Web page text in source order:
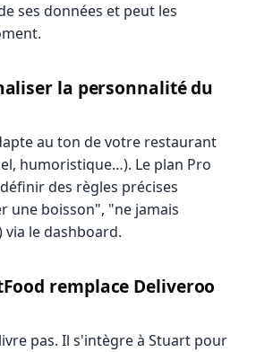
ses données et peut les
la personnalité du
au ton de votre restaurant
humoristique…). Le plan Pro
des règles précises
une boisson", "ne jamais
le dashboard.
remplace Deliveroo
pas. Il s'intègre à Stuart pour